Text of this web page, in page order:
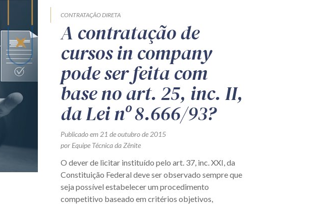
CONTRATAÇÃO DIRETA
A contratação de
cursos in company
pode ser feita com
base no art. 25, inc. II,
da Lei nº 8.666/93?
Publicado em 21 de outubro de 2015
por Equipe Técnica da Zênite
O dever de licitar instituído pelo art. 37, inc. XXI, da
Constituição Federal deve ser observado sempre que
seja possível estabelecer um procedimento
competitivo baseado em critérios objetivos,